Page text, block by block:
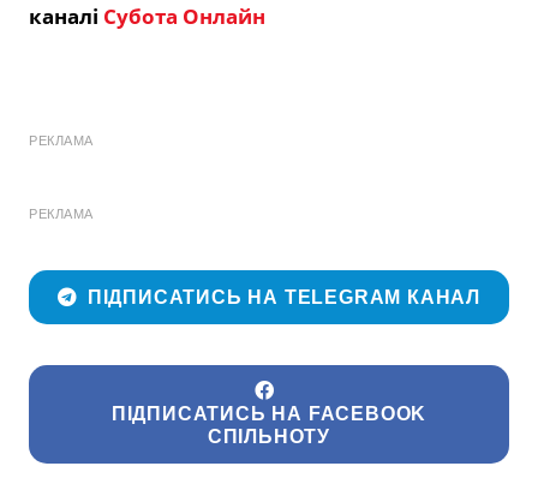
каналі Субота Онлайн
РЕКЛАМА
РЕКЛАМА
ПІДПИСАТИСЬ НА TELEGRAM КАНАЛ
ПІДПИСАТИСЬ НА FACEBOOK
СПІЛЬНОТУ